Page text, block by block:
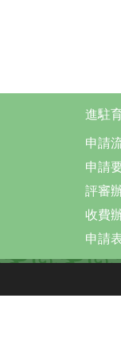
進駐
申請
申請
評審
收費
申請